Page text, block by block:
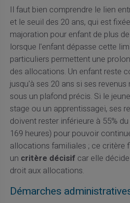
Il faut bien comprendre le lien
et le seuil des 20 ans, qui est
majoration pour enfant de plus
lorsque l'enfant dépasse cette
particuliers permettent une
des allocations. Un enfant reste
jusqu'à ses 20 ans si ses
sous un plafond précis. Si le
stage ou un apprentissagei, ses
doivent rester inférieure à 55%
169 heures) pour pouvoir
allocations familiales ; ce critère
un critère décisifcar elle
droit aux allocations.
Démarches